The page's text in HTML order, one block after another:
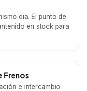
dia. El punto de
en stock para
Frenos
e intercambio